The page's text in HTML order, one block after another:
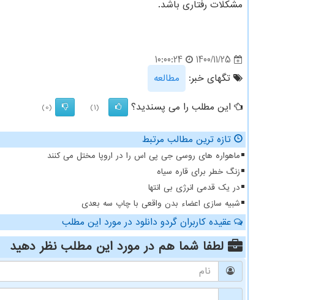
مشکلات رفتاری باشد.
1400/11/25
10:00:24
تگهای خبر:
مطالعه
این مطلب را می پسندید؟
(1)
(0)
تازه ترین مطالب مرتبط
ماهواره های روسی جی پی اس را در اروپا مختل می کنند
زنگ خطر برای قاره سیاه
در یک قدمی انرژی بی انتها
شبیه سازی اعضاء بدن واقعی با چاپ سه بعدی
عقیده کاربران گردو دانلود در مورد این مطلب
لطفا شما هم در مورد این مطلب نظر دهید